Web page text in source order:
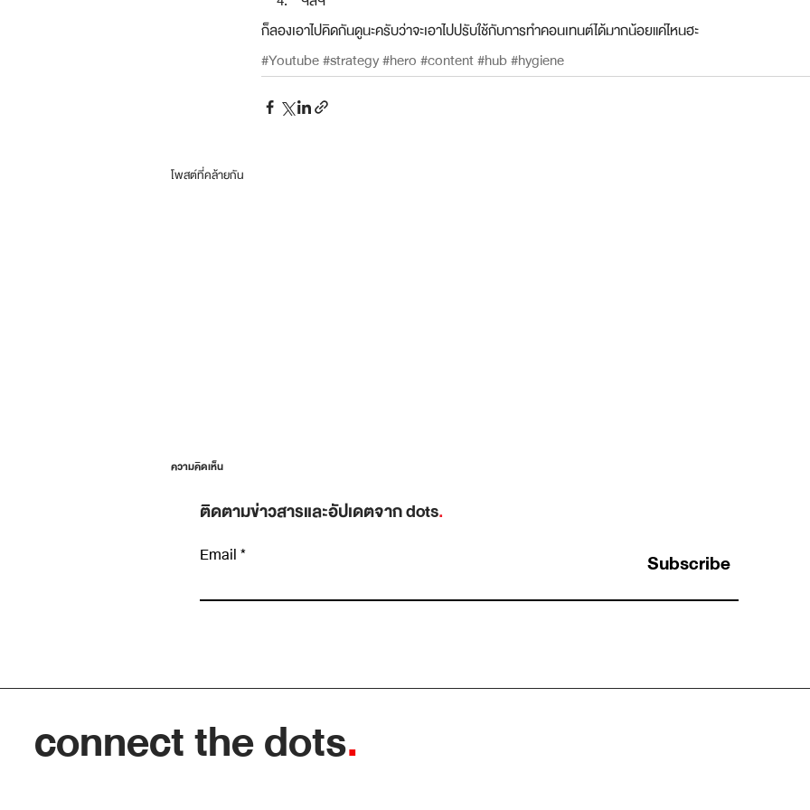
ก็ลองเอาไปคิดกันดูนะครับว่าจะเอาไปปรับใช้กับการทำคอนเทนต์ได้มากน้อยแค่ไหนฮะ
#Youtube#strategy#hero#content#hub#hygiene
โพสต์ที่คล้ายกัน
ความคิดเห็น
เขียนความคิดเห็น…
ติดตามข่าวสารและอัปเดตจาก dots.
Email Subscribe
connect the dots.